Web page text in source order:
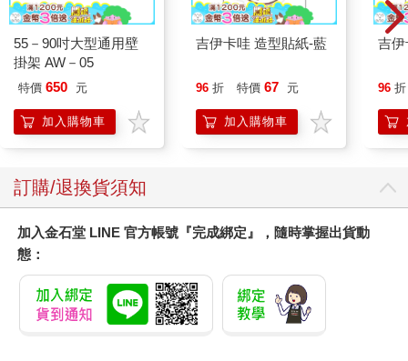
戒指。謝維哲的母親，芳，不無憐惜地捏了捏吳依光仍擱在檯面
上的手指，細聲說，這麼漂亮的手，戴戒指多好看，妳確定不要
大顆一些的。吳依光說，這樣就好了，我是老師，得低調。母親
沒再吭聲，她退後一步，雙手抱胸，環視銀樓內的擺設。這家銀
樓是謝維哲的母親選的，母親有自己屬意的銀樓，但她沒有主動
提起，她說，結婚這件事還是要看男方怎麼處理。芳表現比吳依
光預期得還要好，她投入、慎重、化簡為繁、時時徵詢女方的意
見，她說，兒子什麼都好，就是不細心，她這個母親不敢鬆懈。
不住心事的臉，這秒鐘，他一臉舒坦，彷彿慶幸著預辦事項又能
劃掉一個項目。倒是芳，嘴上掛著淺笑，雙眼卻又隱約透著某種
憂愁。至於母親，她走在前頭，吳依光看不著她的表情。她跟上
母親的腳步，幾分鐘後，他們在停車場道別。
吳依光尚未扣緊安全帶，母親的聲音冷冷地自左側切進，玫瑰金
不適合妳，我們家的皮膚算白，但有些偏藍，跟金色不協調。我
也不喜歡妳挑的那顆鑽戒，好小家子氣，謝維哲家不是沒錢，妳
何必為他著想。吳依光說，跟錢沒關係，我喜歡那顆。
55－90吋大型通用壁
掛架 AW－05
特價 650 元
加入購物車
吉伊卡哇 造型貼紙-藍
96 折 特價 67 元
加入購物車
吉
96 折
訂購/退換貨須知
加入金石堂 LINE 官方帳號『完成綁定』，隨時掌握出貨動
態：